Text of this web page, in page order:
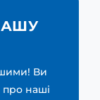
Ви
наші